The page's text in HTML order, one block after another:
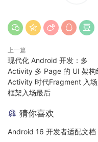
通过上面的例子，inline的
将函数内容直接复制粘贴
我们知道函数调用最终是
一个方法从调用开始至执
虚拟机栈里从入栈到出栈
以减少一个栈帧层级。
那么是不是所有的函数前
上一篇
现代化 Android 开发：多
Activity 多 Page 的 UI 架构
Activity 时代Fragment 入
框架入场最后
猜你喜欢
Android 16 开发者适配文档